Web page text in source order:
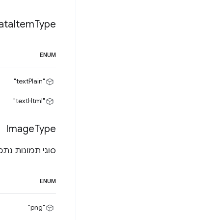
ItemType
ENUM
"textPlain"
"textHtml"
ImageType
סוגי תמונות
ENUM
"png"